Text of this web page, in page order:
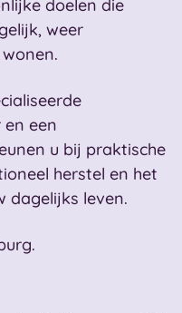
doelen die
weer
en een
u bij praktische
herstel en het
dagelijks leven.